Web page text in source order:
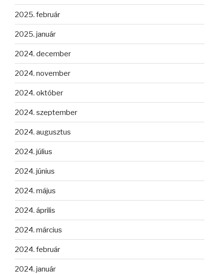
2025. február
2025. január
2024. december
2024. november
2024. október
2024. szeptember
2024. augusztus
2024. július
2024. június
2024. május
2024. április
2024. március
2024. február
2024. január